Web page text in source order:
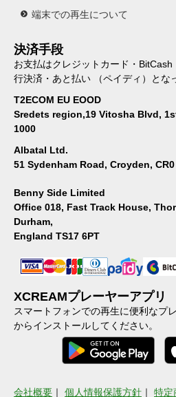
端末での再生について
決済手段
お支払はクレジットカード・
行決済・あと払い （ペイディ）とな
T2ECOM EU EOOD
Sredets region,19 Vitosha Blvd,
1000
Albatal Ltd.
51 Sydenham Road, Croyden,
Benny Side Limited
Office 018, Fast Track House,
Durham,
England TS17 6PT
XCREAMプレーヤーアプリ
スマートフォンでの再生に便利なプ
からインストールしてください。
会社概要 ｜ 個人情報保護方針 ｜ 特定